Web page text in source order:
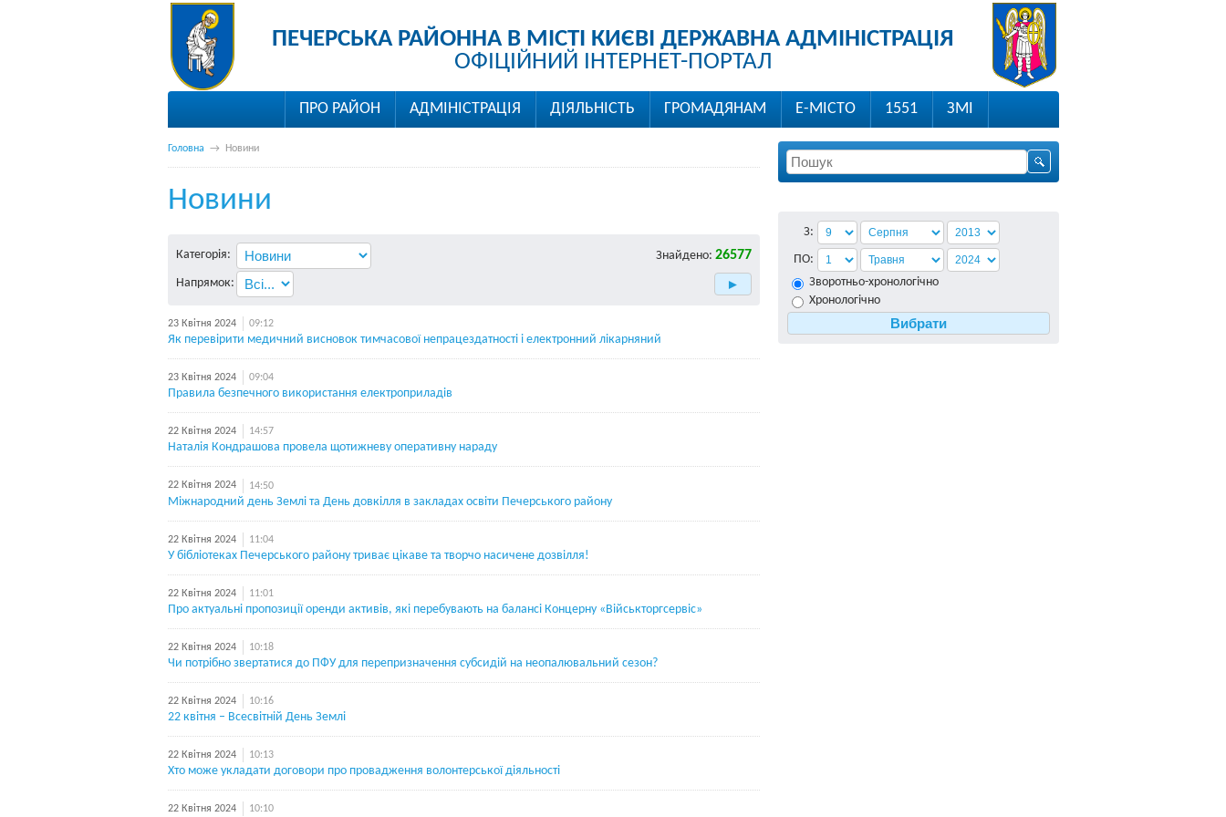
ПЕЧЕРСЬКА РАЙОННА В МІСТІ КИЄВІ ДЕРЖАВНА АДМІНІСТРАЦІЯ
ОФІЦІЙНИЙ ІНТЕРНЕТ-ПОРТАЛ
ПРО РАЙОН АДМІНІСТРАЦІЯ ДІЯЛЬНІСТЬ ГРОМАДЯНАМ Е-МІСТО 1551 ЗМІ
Головна → Новини
Новини
Категорія: Знайдено: 26577
Напрямок:
23 Квітня 2024 09:12
Як перевірити медичний висновок тимчасової непрацездатності і електронний лікарняний
23 Квітня 2024 09:04
Правила безпечного використання електроприладів
22 Квітня 2024 14:57
Наталія Кондрашова провела щотижневу оперативну нараду
22 Квітня 2024 14:50
Міжнародний день Землі та День довкілля в закладах освіти Печерського району
22 Квітня 2024 11:04
У бібліотеках Печерського району триває цікаве та творчо насичене дозвілля!
22 Квітня 2024 11:01
Про актуальні пропозиції оренди активів, які перебувають на балансі Концерну «Військторгсервіс»
22 Квітня 2024 10:18
Чи потрібно звертатися до ПФУ для перепризначення субсидій на неопалювальний сезон?
22 Квітня 2024 10:16
22 квітня – Всесвітній День Землі
22 Квітня 2024 10:13
Хто може укладати договори про провадження волонтерської діяльності
22 Квітня 2024 10:10
З:
ПО:
Зворотньо-хронологiчно
Хронологiчно